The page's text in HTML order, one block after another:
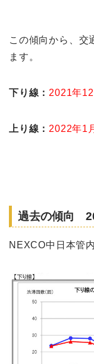
この傾向から、交
ます。
下り線： 2021年
上り線： 2022年1
過去の傾向
NEXCO中日本管